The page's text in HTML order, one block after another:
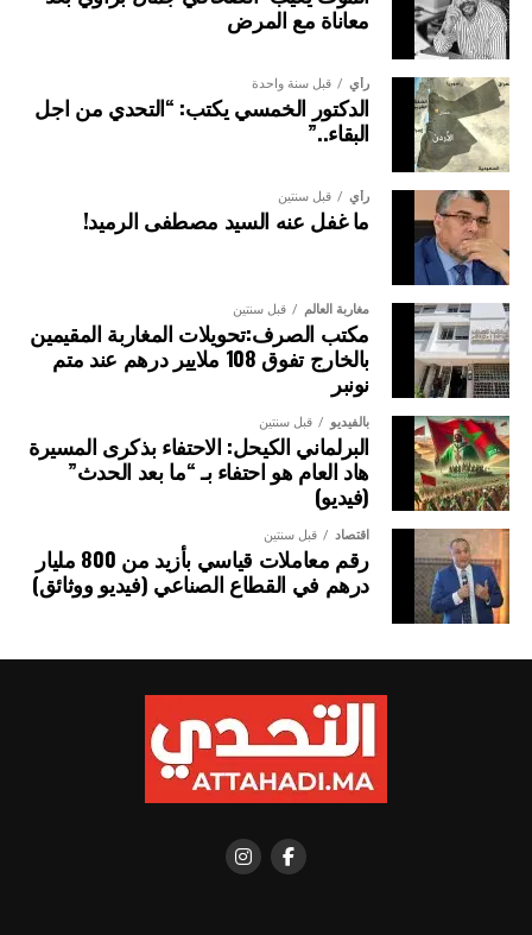
معاناة مع المرض
رأي قبل سنة واحدة
الدكتور الخمسي يكتب: “التحدي من اجل
البقاء..”
رأي قبل سنتين
ما غفل عنه السيد مصطفى الرميد!
مغاربة العالم قبل سنتين
مكتب الصرف:تحويلات المغاربة المقيمين
بالخارج تفوق 108 ملايير درهم عند متم
نونبر
بالفيديو قبل سنتين
البرلماني الكيحل: الاحتفاء بذكرى المسيرة
هاد العام هو احتفاء بـ “ما بعد الحدث”
(فيديو)
اقتصاد قبل سنتين
رقم معاملات قياسي بأزيد من 800 مليار
درهم في القطاع الصناعي (فيديو ووثائق)